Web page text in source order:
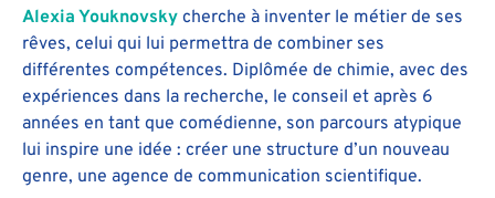
Alexia Youknovskycherche à inventer le métier de ses
rêves, celui qui lui permettra de combiner ses
différentes compétences. Diplômée de chimie, avec des
expériences dans la recherche, le conseil et après 6
années en tant que comédienne, son parcours atypique
lui inspire une idée : créer une structure d’un nouveau
genre, une agence de communication scientifique.